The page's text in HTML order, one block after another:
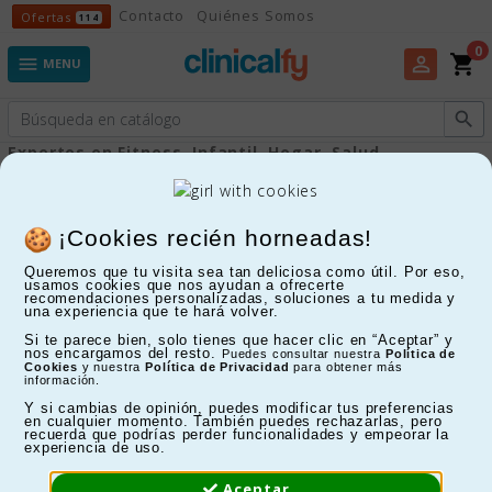
¡Cookies recién horneadas!
Queremos que tu visita sea tan deliciosa como útil. Por eso,
usamos cookies que nos ayudan a ofrecerte
recomendaciones personalizadas, soluciones a tu medida y
una experiencia que te hará volver.
Si te parece bien, solo tienes que hacer clic en “Aceptar” y
nos encargamos del resto.
Puedes consultar nuestra Política de
Cookies y nuestra Política de Privacidad para obtener más
información.
Y si cambias de opinión, puedes modificar tus preferencias
en cualquier momento. También puedes rechazarlas, pero
recuerda que podrías perder funcionalidades y empeorar la
experiencia de uso.
Ofertas 114 Ofertas
Contacto Quiénes Somos
 MENU perm_identity shopping_cart
0
Expertos en Fitness, Infantil, Hogar, Salud...

FILTRAR
Mostrando 1-9 de 9 artículo(s)